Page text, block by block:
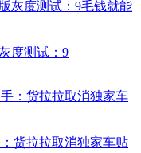
度测试：9
货拉拉取消独家车贴